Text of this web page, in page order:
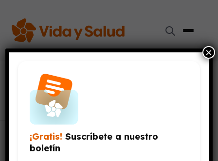
jugar
6 artículos
¡Gratis! Suscríbete a nuestro
boletín
×